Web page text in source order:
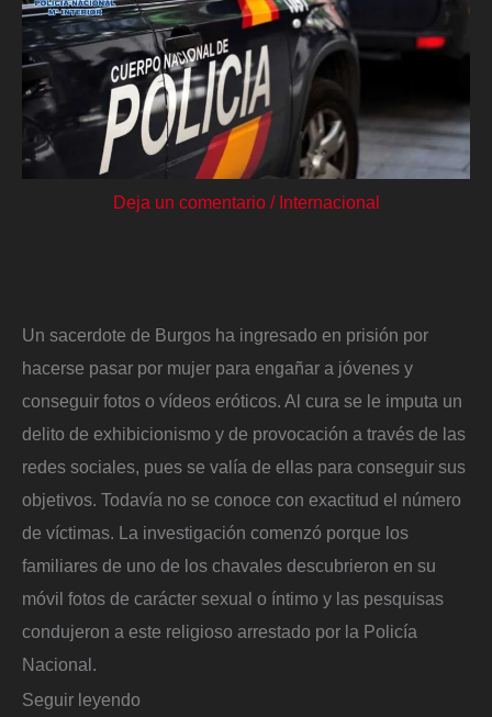
Deja un comentario / Internacional
Un sacerdote de Burgos ha ingresado en prisión por
hacerse pasar por mujer para engañar a jóvenes y
conseguir fotos o vídeos eróticos. Al cura se le imputa un
delito de exhibicionismo y de provocación a través de las
redes sociales, pues se valía de ellas para conseguir sus
objetivos. Todavía no se conoce con exactitud el número
de víctimas. La investigación comenzó porque los
familiares de uno de los chavales descubrieron en su
móvil fotos de carácter sexual o íntimo y las pesquisas
condujeron a este religioso arrestado por la Policía
Nacional.
Seguir leyendo